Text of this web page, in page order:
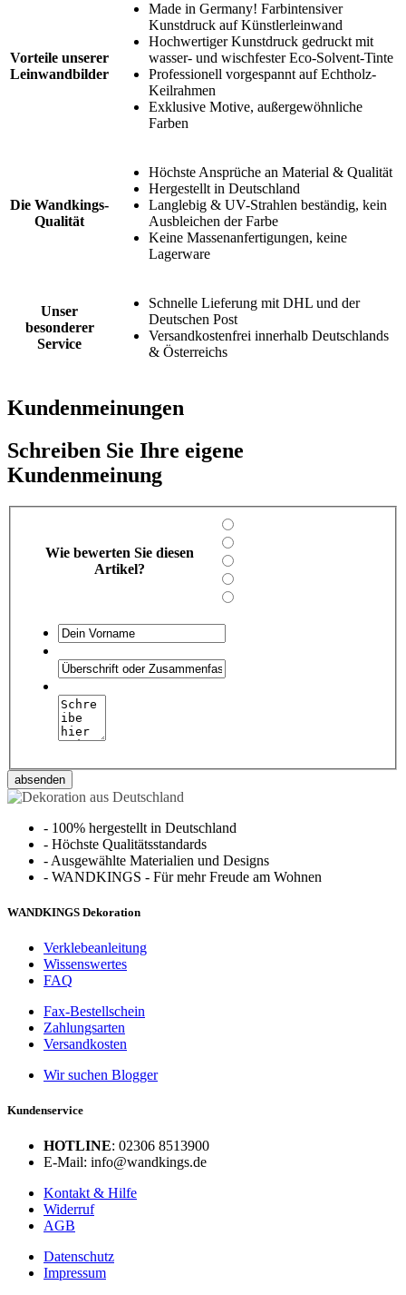
Vorteile unserer
Leinwandbilder
Made in Germany! Farbintensiver
Kunstdruck auf Künstlerleinwand
Hochwertiger Kunstdruck gedruckt mit
wasser- und wischfester Eco-Solvent-Tinte
Professionell vorgespannt auf Echtholz-
Keilrahmen
Exklusive Motive, außergewöhnliche
Farben
Die Wandkings-
Qualität
Höchste Ansprüche an Material & Qualität
Hergestellt in Deutschland
Langlebig & UV-Strahlen beständig, kein
Ausbleichen der Farbe
Keine Massenanfertigungen, keine
Lagerware
Unser
besonderer
Service
Schnelle Lieferung mit DHL und der
Deutschen Post
Versandkostenfrei innerhalb Deutschlands
& Österreichs
Kundenmeinungen
Schreiben Sie Ihre eigene
Kundenmeinung
Wie bewerten Sie diesen
Artikel?
absenden
- 100% hergestellt in Deutschland
- Höchste Qualitätsstandards
- Ausgewählte Materialien und Designs
- WANDKINGS - Für mehr Freude am Wohnen
WANDKINGS Dekoration
Verklebeanleitung
Wissenswertes
FAQ
Fax-Bestellschein
Zahlungsarten
Versandkosten
Wir suchen Blogger
Kundenservice
HOTLINE: 02306 8513900
E-Mail: info@wandkings.de
Kontakt & Hilfe
Widerruf
AGB
Datenschutz
Impressum